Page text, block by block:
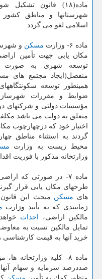
ماده(۱۸) قانون
اسلامی لغو می گردد.
ماده ۶- وزارت مسكن و
مكان یابی جهت تأمین
توسعه شهری به صورت
منفصل(ایجاد مجتمع های
همینطور توسعه
ضوابط و مقررات شهرسازی
مؤسسات دولتی و شركتهای
متعلق به دولت می باشد
اختیار خود كه درچهارچوب
گردند به استثناء مناطق
محیط زیست به وزارت
وزارتخانه مذكور با فوریت
ماده ۷- در صورتی كه
طرحهای مكان یابی قرار
های مسكن مبحث این قانون
زمانبندی كه به تأیید وزارت
مالكین اراضی، احداث
تمایل مالكین نسبت به
خرید آنها به قیمت كارشناسی
ماده ۸- كلیه
صددرصد سرمایه و سهام